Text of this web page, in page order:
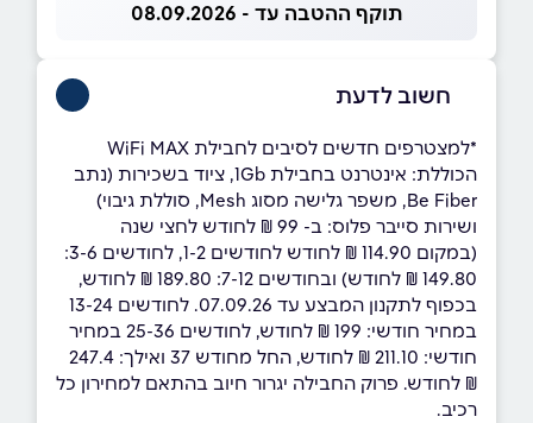
תוקף ההטבה עד - 08.09.2026
חשוב לדעת
*למצטרפים חדשים לסיבים לחבילת WiFi MAX
הכוללת: אינטרנט בחבילת 1Gb, ציוד בשכירות (נתב
Be Fiber, משפר גלישה מסוג Mesh, סוללת גיבוי)
ושירות סייבר פלוס: ב- 99 ₪ לחודש לחצי שנה
(במקום 114.90 ₪ לחודש לחודשים 1-2, לחודשים 3-6:
149.80 ₪ לחודש) ובחודשים 7-12: 189.80 ₪ לחודש,
בכפוף לתקנון המבצע עד 07.09.26. לחודשים 13-24
במחיר חודשי: 199 ₪ לחודש, לחודשים 25-36 במחיר
חודשי: 211.10 ₪ לחודש, החל מחודש 37 ואילך: 247.4
₪ לחודש. פרוק החבילה יגרור חיוב בהתאם למחירון כל
רכיב.